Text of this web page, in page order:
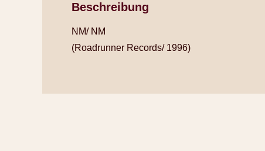
Beschreibung
NM/ NM
(Roadrunner Records/ 1996)